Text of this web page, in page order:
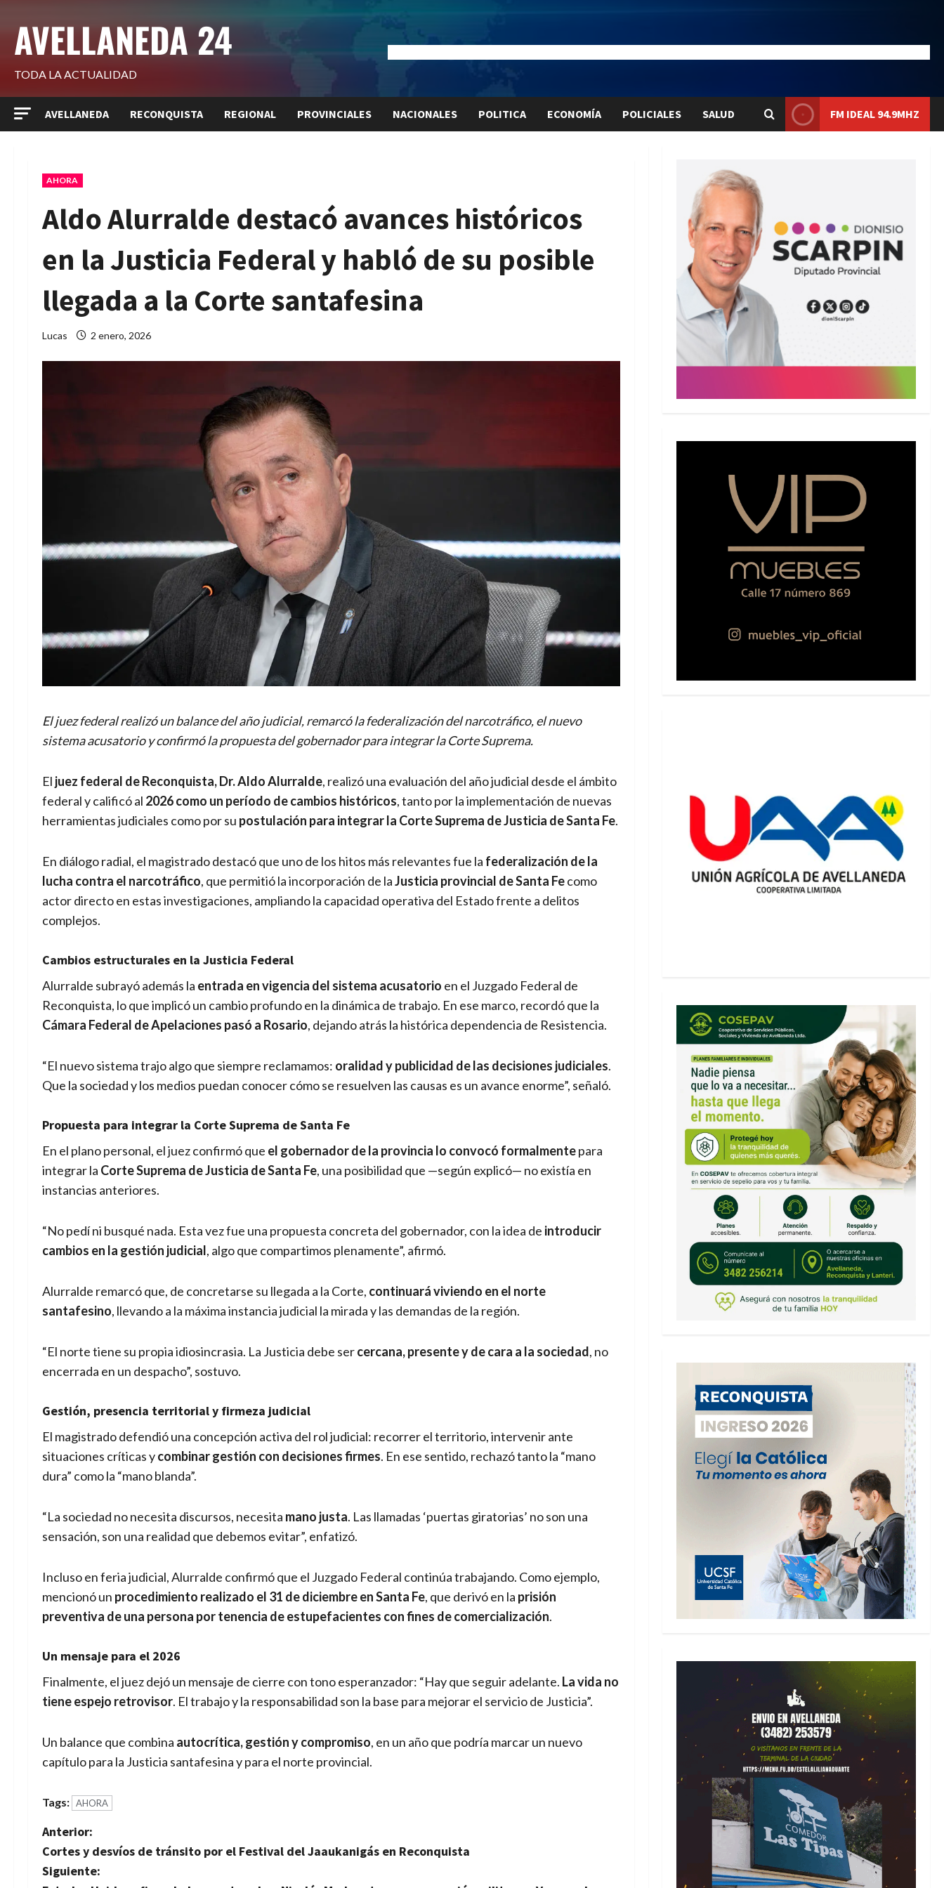
contenido
AVELLANEDA 24
TODA LA ACTUALIDAD
AVELLANEDA RECONQUISTA REGIONAL PROVINCIALES NACIONALES POLITICA ECONOMÍA POLICIALES SALUD FM IDEAL 94.9MHZ
AHORA
Aldo Alurralde destacó avances históricos
en la Justicia Federal y habló de su posible
llegada a la Corte santafesina
Lucas 2 enero, 2026
El juez federal realizó un balance del año judicial, remarcó la federalización del narcotráfico, el nuevo
sistema acusatorio y confirmó la propuesta del gobernador para integrar la Corte Suprema.
El juez federal de Reconquista, Dr. Aldo Alurralde, realizó una evaluación del año judicial desde el ámbito
federal y calificó al 2026 como un período de cambios históricos, tanto por la implementación de nuevas
herramientas judiciales como por su postulación para integrar la Corte Suprema de Justicia de Santa Fe.
En diálogo radial, el magistrado destacó que uno de los hitos más relevantes fue la federalización de la
lucha contra el narcotráfico, que permitió la incorporación de laJusticia provincial de Santa Fecomo
actor directo en estas investigaciones, ampliando la capacidad operativa del Estado frente a delitos
complejos.
Cambios estructurales en la Justicia Federal
Alurralde subrayó además la entrada en vigencia del sistema acusatorio en el Juzgado Federal de
Reconquista, lo que implicó un cambio profundo en la dinámica de trabajo. En ese marco, recordó que la
Cámara Federal de Apelaciones pasó a Rosario, dejando atrás la histórica dependencia de Resistencia.
“El nuevo sistema trajo algo que siempre reclamamos: oralidad y publicidad de las decisiones judiciales.
Que la sociedad y los medios puedan conocer cómo se resuelven las causas es un avance enorme”, señaló.
Propuesta para integrar la Corte Suprema de Santa Fe
En el plano personal, el juez confirmó que el gobernador de la provincia lo convocó formalmentepara
integrar la Corte Suprema de Justicia de Santa Fe, una posibilidad que —según explicó— no existía en
instancias anteriores.
“No pedí ni busqué nada. Esta vez fue una propuesta concreta del gobernador, con la idea de introducir
cambios en la gestión judicial, algo que compartimos plenamente”, afirmó.
Alurralde remarcó que, de concretarse su llegada a la Corte, continuará viviendo en el norte
santafesino, llevando a la máxima instancia judicial la mirada y las demandas de la región.
“El norte tiene su propia idiosincrasia. La Justicia debe sercercana, presente y de cara a la sociedad, no
encerrada en un despacho”, sostuvo.
Gestión, presencia territorial y firmeza judicial
El magistrado defendió una concepción activa del rol judicial: recorrer el territorio, intervenir ante
situaciones críticas ycombinar gestión con decisiones firmes. En ese sentido, rechazó tanto la “mano
dura” como la “mano blanda”.
“La sociedad no necesita discursos, necesita mano justa. Las llamadas ‘puertas giratorias’ no son una
sensación, son una realidad que debemos evitar”, enfatizó.
Incluso en feria judicial, Alurralde confirmó que el Juzgado Federal continúa trabajando. Como ejemplo,
mencionó un procedimiento realizado el 31 de diciembre en Santa Fe, que derivó en la prisión
preventiva de una persona por tenencia de estupefacientes con fines de comercialización.
Un mensaje para el 2026
Finalmente, el juez dejó un mensaje de cierre con tono esperanzador: “Hay que seguir adelante. La vida no
tiene espejo retrovisor. El trabajo y la responsabilidad son la base para mejorar el servicio de Justicia”.
Un balance que combina autocrítica, gestión y compromiso, en un año que podría marcar un nuevo
capítulo para la Justicia santafesina y para el norte provincial.
Tags: AHORA
N
a
Anterior:
Cortes y desvíos de tránsito por el Festival del Jaaukanigás en Reconquista
Siguiente: